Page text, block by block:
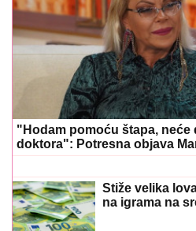
"Hodam pomoću štapa, neće
doktora": Potresna objava
Stiže velika
na igrama na